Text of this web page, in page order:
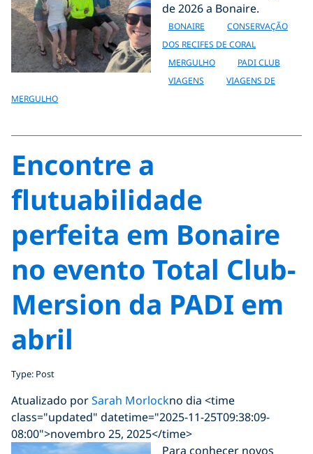
de 2026 a Bonaire.
BONAIRE
CONSERVAÇÃO
DOS RECIFES DE CORAL
MERGULHO
PADI CLUB
VIAGENS
VIAGENS DE
MERGULHO
Encontre a
flutuabilidade
perfeita em Bonaire
no evento Total Club-
Mersion da PADI em
abril
Type: Post
Atualizado porSarah Morlockno dia <time
class="updated" datetime="2025-11-25T09:38:09-
08:00">novembro 25, 2025</time>
Para conhecer novos